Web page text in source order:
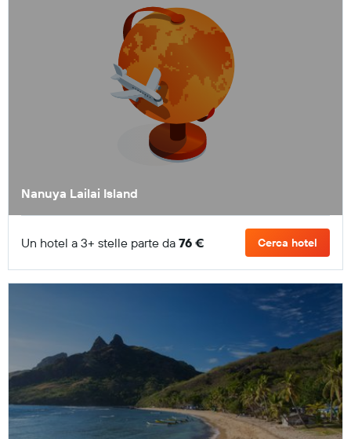
Nanuya Lailai Island
Un hotel a 3+ stelle parte da 76 € Cerca hotel